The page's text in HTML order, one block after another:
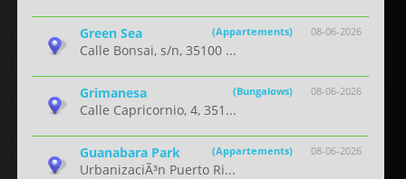
08-06-2026
Green Sea (Appartements)
Calle Bonsai, s/n, 35100 ...
08-06-2026
Grimanesa (Bungalows)
Calle Capricornio, 4, 351...
08-06-2026
Guanabara Park (Appartements)
UrbanizaciÃ³n Puerto Ri...